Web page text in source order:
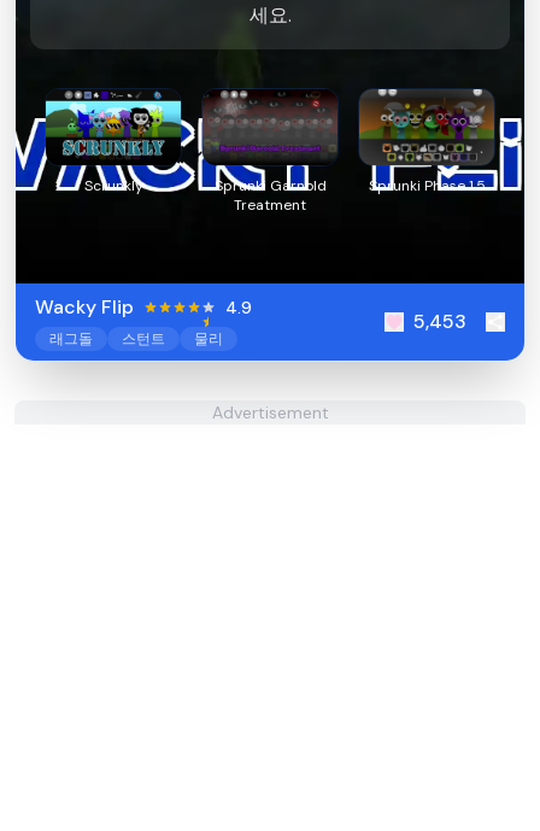
세요.
Scrunkly
Sprunki Garnold
Treatment
Sprunki Phase 1.5
Wacky Flip 4.9
래그돌 스턴트 물리
5,453
Advertisement